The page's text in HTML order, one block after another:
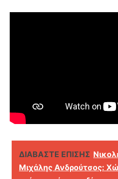
ΔΙΑΒΑΣΤΕ ΕΠΙΣΗΣ
Μιχάλης Ανδρούτσος: